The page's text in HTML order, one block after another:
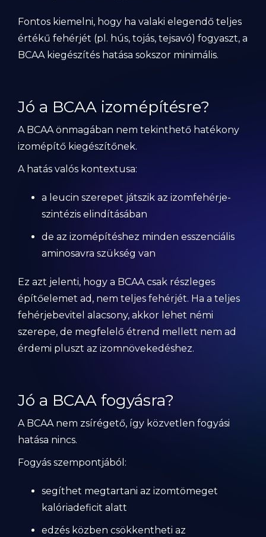
Fontos kiemelni, hogy ha valaki elegendő teljes
értékű fehérjét (pl. hús, tojás, tejsavó) fogyaszt, a
BCAA kiegészítés hatása sokszor minimális.
Jó a BCAA izomépítésre?
A BCAA önmagában nem tekinthető hatékony
izomépítő kiegészítőnek.
A hatás valós kontextusa:
a leucin szerepet játszik az izomfehérje-
szintézis elindításában
de az izomépítéshez minden esszenciális
aminosavra szükség van
Ez azt jelenti, hogy a BCAA csak részleges
építőelemet ad, nem teljes fehérjét. Ha a teljes
fehérjebevitel alacsony, akkor lehet némi
szerepe, de megfelelő étrend mellett nem ad
érdemi pluszt az izomnövekedéshez.
Jó a BCAA fogyásra?
A BCAA nem zsírégető, így közvetlen fogyási
hatása nincs.
Fogyás szempontjából:
segíthet megtartani az izomtömeget
kalóriadeficit alatt
edzés közben csökkentheti az